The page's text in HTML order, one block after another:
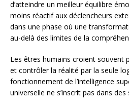
d’atteindre un meilleur équilibre
moins réactif aux déclencheurs
dans une phase où une
au-delà des limites de la
Les êtres humains croient souvent
et contrôler la réalité par la seule
fonctionnement de l’intelligence
universelle ne s’inscrit pas dans